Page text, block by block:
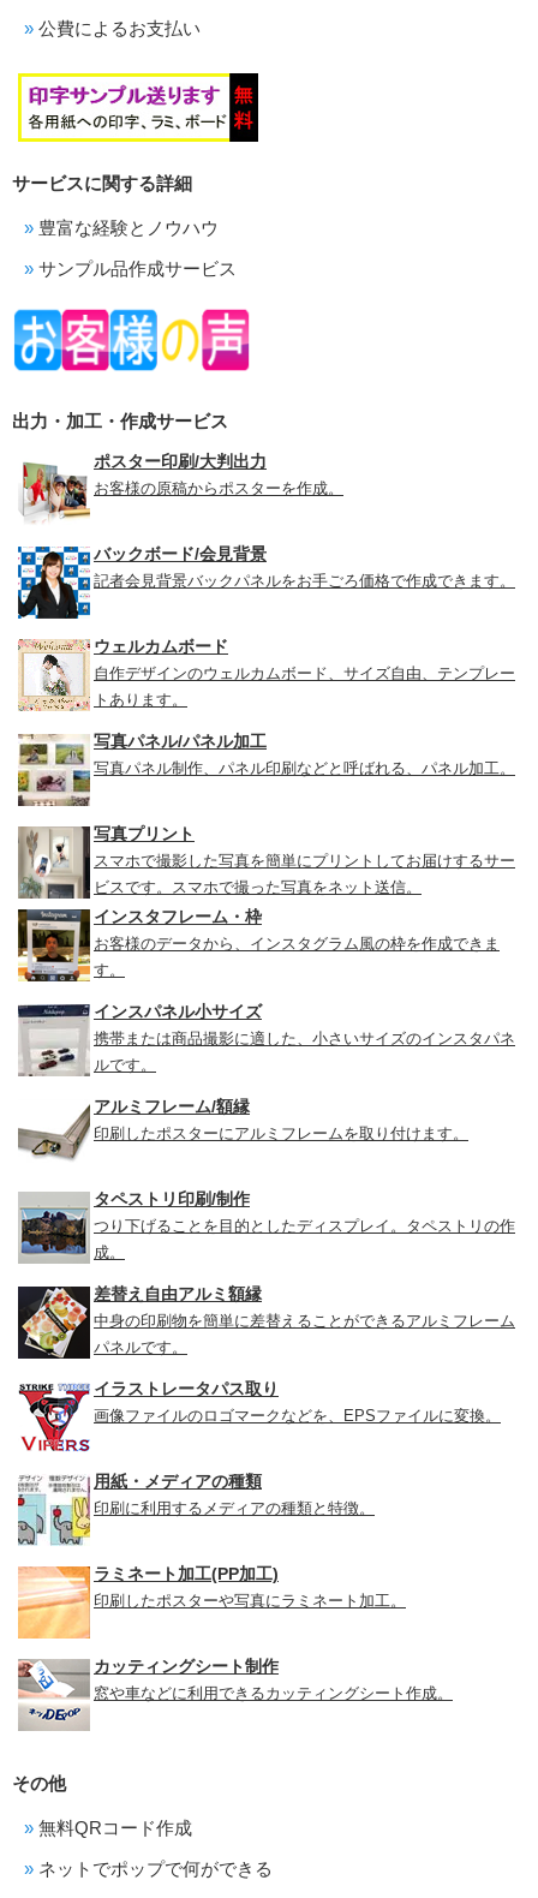
公費によるお支払い
サービスに関する詳細
豊富な経験とノウハウ
サンプル品作成サービス
出力・加工・作成サービス
ポスター印刷/大判出力
お客様の原稿からポスターを作成。
バックボード/会見背景
記者会見背景バックパネルをお手ごろ価格で作成できます。
ウェルカムボード
自作デザインのウェルカムボード、サイズ自由、テンプレー
トあります。
写真パネル/パネル加工
写真パネル制作、パネル印刷などと呼ばれる、パネル加工。
写真プリント
スマホで撮影した写真を簡単にプリントしてお届けするサー
ビスです。スマホで撮った写真をネット送信。
インスタフレーム・枠
お客様のデータから、インスタグラム風の枠を作成できま
す。
インスパネル小サイズ
携帯または商品撮影に適した、小さいサイズのインスタパネ
ルです。
アルミフレーム/額縁
印刷したポスターにアルミフレームを取り付けます。
タペストリ印刷/制作
つり下げることを目的としたディスプレイ。タペストリの作
成。
差替え自由アルミ額縁
中身の印刷物を簡単に差替えることができるアルミフレーム
パネルです。
イラストレータパス取り
画像ファイルのロゴマークなどを、EPSファイルに変換。
用紙・メディアの種類
印刷に利用するメディアの種類と特徴。
ラミネート加工(PP加工)
印刷したポスターや写真にラミネート加工。
カッティングシート制作
窓や車などに利用できるカッティングシート作成。
その他
無料QRコード作成
ネットでポップで何ができる